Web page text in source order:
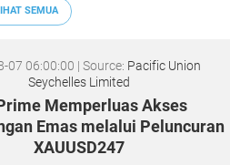
SEMUA
07 06:00:00 | Source: Pacific Union
Seychelles Limited
Memperluas Akses
Emas melalui Peluncuran
XAUUSD247